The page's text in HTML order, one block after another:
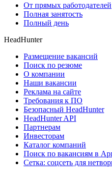
От прямых работодателей
Полная занятость
Полный день
HeadHunter
Размещение вакансий
Поиск по резюме
О компании
Наши вакансии
Реклама на сайте
Требования к ПО
Безопасный HeadHunter
HeadHunter API
Партнерам
Инвесторам
Каталог компаний
Поиск по вакансиям в
Сетка: соцсеть для